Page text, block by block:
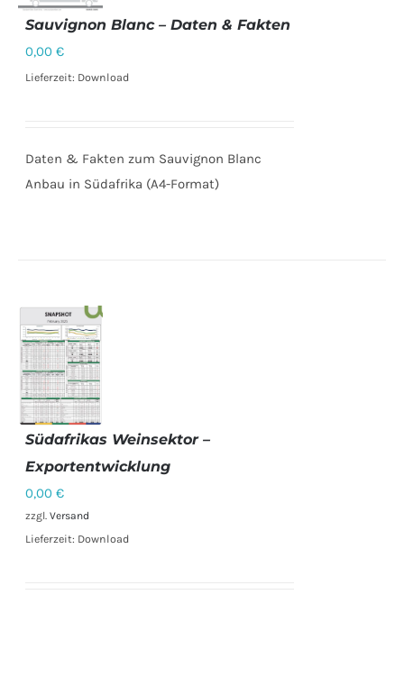
DETAILS
Sauvignon Blanc – Daten & Fakten
0,00€
Lieferzeit: Download
Daten & Fakten zum Sauvignon Blanc
Anbau in Südafrika (A4-Format)
DETAILS
Südafrikas Weinsektor –
Exportentwicklung
0,00€
zzgl.Versand
Lieferzeit: Download